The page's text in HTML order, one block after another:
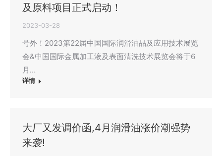
及原料项目正式启动！
2023-03-28
号外！2023第22届中国国际润滑油品及应用技术展览
会&中国国际金属加工液及表面清洗技术展览会将于6
月…
详情
大厂又发调价函,4月润滑油涨价潮强势
来袭!